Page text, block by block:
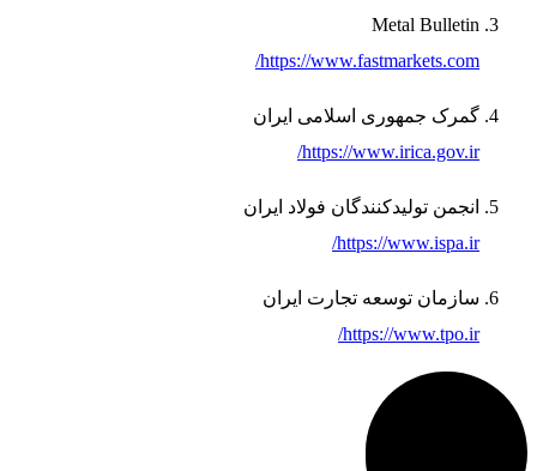
Metal Bulletin
https://www.fastmarkets.com/
گمرک جمهوری اسلامی ایران
https://www.irica.gov.ir/
انجمن تولیدکنندگان فولاد ایران
https://www.ispa.ir/
سازمان توسعه تجارت ایران
https://www.tpo.ir/